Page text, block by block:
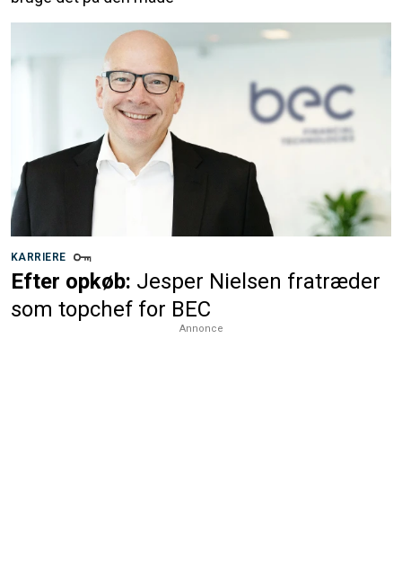
KARRIERE
Efter opkøb: Jesper Nielsen fratræder
som topchef for BEC
Annonce